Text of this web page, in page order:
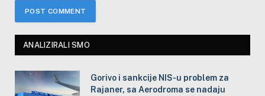
ANALIZIRALI SMO
Gorivo i sankcije NIS-u problem za
Rajaner, sa Aerodroma se nadaju